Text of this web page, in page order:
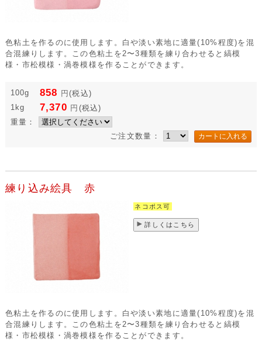
色粘土を作るのに使用します。白や淡い素地に適量(10%程度)を混
合混練りします。この色粘土を2〜3種類を練り合わせると縞模
様・市松模様・渦巻模様を作ることができます。
100g 858 円 (税込)
1kg
7,370 円 (税込)
重量：
ご注文数量：
練り込み絵具 赤
ネコポス可
詳しくはこちら
色粘土を作るのに使用します。白や淡い素地に適量(10%程度)を混
合混練りします。この色粘土を2〜3種類を練り合わせると縞模
様・市松模様・渦巻模様を作ることができます。